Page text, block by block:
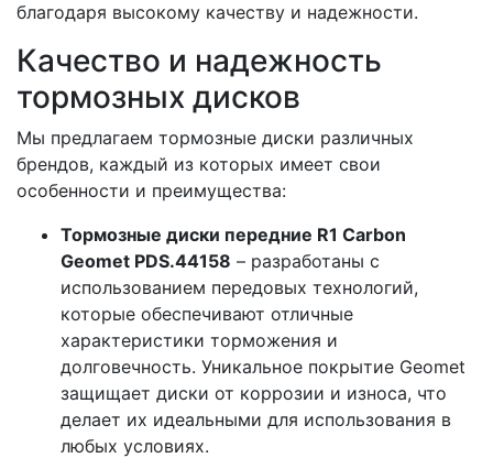
благодаря высокому качеству и надежности.
Качество и надежность
тормозных дисков
Мы предлагаем тормозные диски различных
брендов, каждый из которых имеет свои
особенности и преимущества:
Тормозные диски передние R1 Carbon
Geomet PDS.44158 – разработаны с
использованием передовых технологий,
которые обеспечивают отличные
характеристики торможения и
долговечность. Уникальное покрытие Geomet
защищает диски от коррозии и износа, что
делает их идеальными для использования в
любых условиях.